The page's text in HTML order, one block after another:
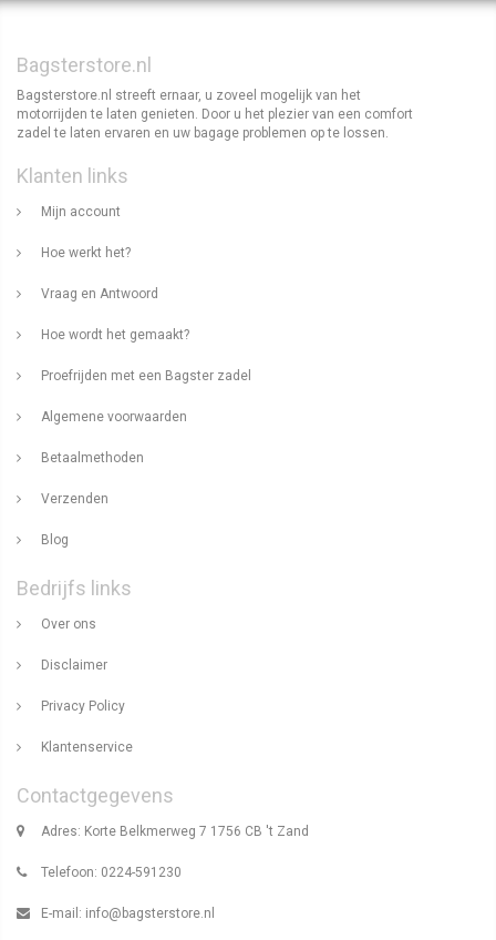
Bagsterstore.nl
Bagsterstore.nl streeft ernaar, u zoveel mogelijk van het
motorrijden te laten genieten. Door u het plezier van een comfort
zadel te laten ervaren en uw bagage problemen op te lossen.
Klanten links
Mijn account
Hoe werkt het?
Vraag en Antwoord
Hoe wordt het gemaakt?
Proefrijden met een Bagster zadel
Algemene voorwaarden
Betaalmethoden
Verzenden
Blog
Bedrijfs links
Over ons
Disclaimer
Privacy Policy
Klantenservice
Contactgegevens
Adres: Korte Belkmerweg 7 1756 CB 't Zand
Telefoon: 0224-591230
E-mail: info@bagsterstore.nl